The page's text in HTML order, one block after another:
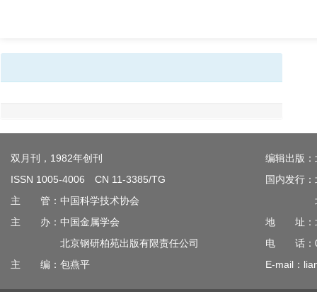
双月刊，1982年创刊
ISSN 1005-4006 CN 11-3385/TG
主 管：中国科学技术协会
主 办：中国金属学会
北京钢研柏苑出版有限责任公司
主 编：包燕平
编辑出版
国内发行
北京钢
地 址：北
电 话：
E-mail：